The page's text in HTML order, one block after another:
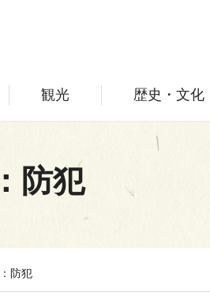
観光 歴史・文化
防犯
防犯